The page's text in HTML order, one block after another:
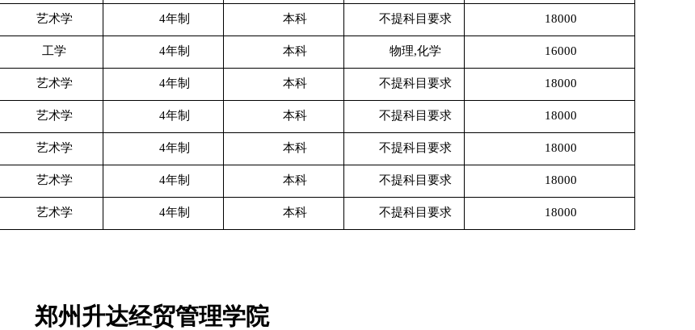
艺术学 4年制 本科 不提科目要求 18000
工学 4年制 本科 物理,化学 16000
艺术学 4年制 本科 不提科目要求 18000
艺术学 4年制 本科 不提科目要求 18000
艺术学 4年制 本科 不提科目要求 18000
艺术学 4年制 本科 不提科目要求 18000
艺术学 4年制 本科 不提科目要求 18000
郑州升达经贸管理学院